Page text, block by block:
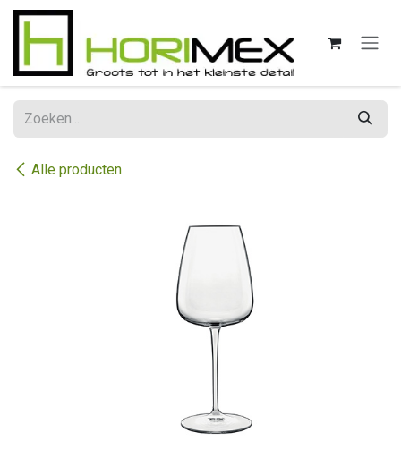
Overslaan naar inhoud
Alle producten